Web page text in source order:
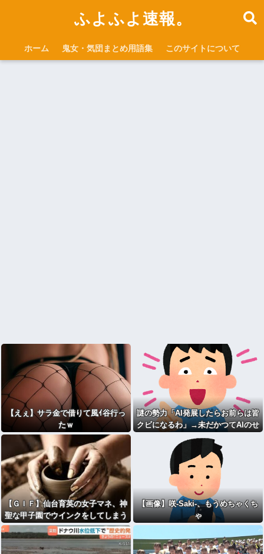
ふよふよ速報。
ホーム 鬼女・気団まとめ用語集 このサイトについて
【えぇ】サラ金で借りて風ｲ谷行っ
たｗ
謎の勢力「AI発展したらお前らは皆
クビになるわ」→未だかつてAIのせ
いで失業したG民が0人の理由
【ＧＩＦ】仙台育英の女子マネ、神
聖な甲子園でウインクをしてしまう
ｗｗｗ
【画像】咲-Saki-、もうめちゃくち
ゃ